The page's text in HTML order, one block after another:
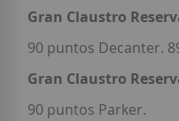
Gran Claustro
90 puntos Decanter.
Gran Claustro
90 puntos Parker.